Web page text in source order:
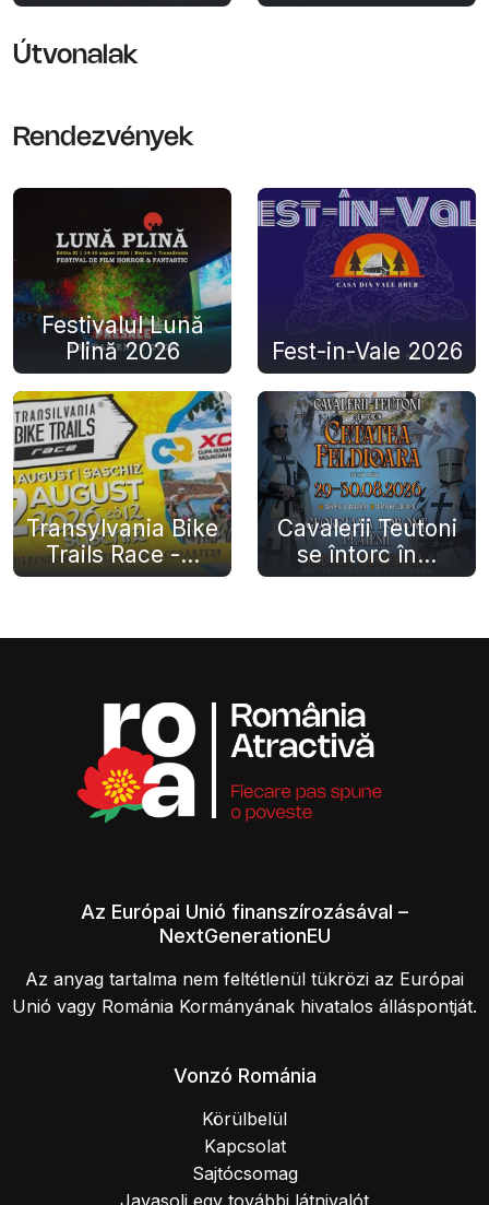
Útvonalak
Rendezvények
Festivalul Lună
Plină 2026
Fest-in-Vale 2026
Transylvania Bike
Trails Race -...
Cavalerii Teutoni
se întorc în...
Az Európai Unió finanszírozásával –
NextGenerationEU
Az anyag tartalma nem feltétlenül tükrözi az Európai
Unió vagy Románia Kormányának hivatalos álláspontját.
Vonzó Románia
Körülbelül
Kapcsolat
Sajtócsomag